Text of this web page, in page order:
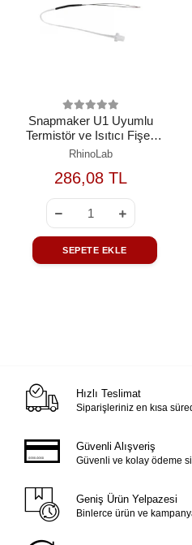
Snapmaker U1 Uyumlu
Termistör ve Isıtıcı Fişek
Seti
RhinoLab
286,08 TL
SEPETE EKLE
Hızlı Teslimat
Siparişleriniz en kısa
Güvenli Alışveriş
Güvenli ve kolay ödeme
Geniş Ürün Yelpazesi
Binlerce ürün ve